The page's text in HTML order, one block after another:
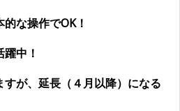
な操作でOK！
中！
すが、延長（４月以降）になる